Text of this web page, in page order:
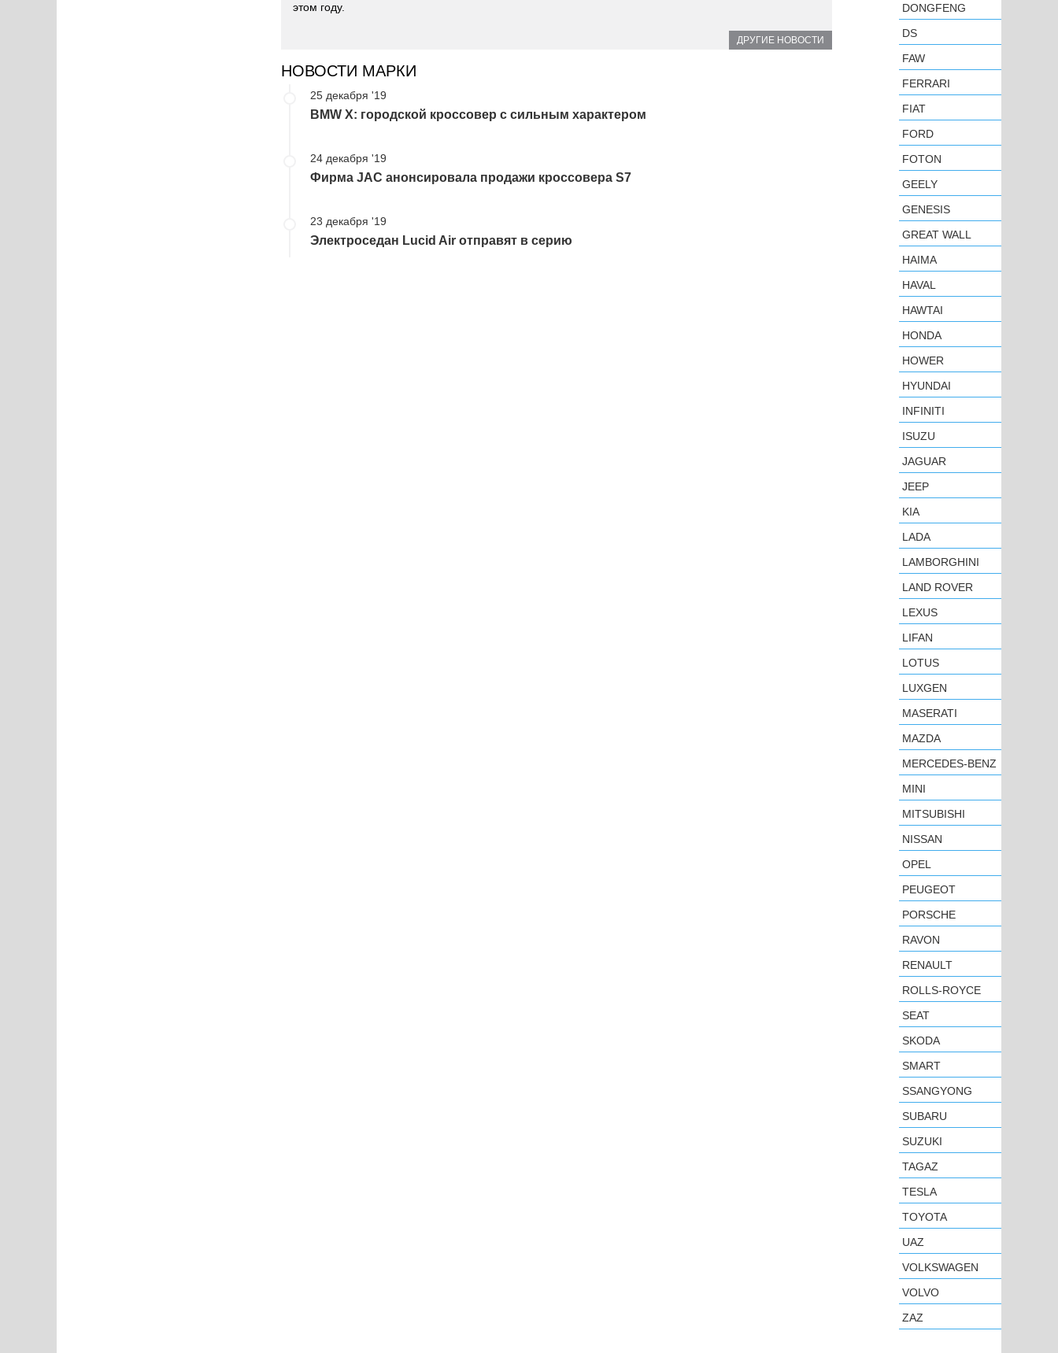
этом году.
ДРУГИЕ НОВОСТИ
НОВОСТИ МАРКИ
25 декабря '19
BMW X: городской кроссовер с сильным характером
24 декабря '19
Фирма JAC анонсировала продажи кроссовера S7
23 декабря '19
Электроседан Lucid Air отправят в серию
DONGFENG
DS
FAW
FERRARI
FIAT
FORD
FOTON
GEELY
GENESIS
GREAT WALL
HAIMA
HAVAL
HAWTAI
HONDA
HOWER
HYUNDAI
INFINITI
ISUZU
JAGUAR
JEEP
KIA
LADA
LAMBORGHINI
LAND ROVER
LEXUS
LIFAN
LOTUS
LUXGEN
MASERATI
MAZDA
MERCEDES-BENZ
MINI
MITSUBISHI
NISSAN
OPEL
PEUGEOT
PORSCHE
RAVON
RENAULT
ROLLS-ROYCE
SEAT
SKODA
SMART
SSANGYONG
SUBARU
SUZUKI
TAGAZ
TESLA
TOYOTA
UAZ
VOLKSWAGEN
VOLVO
ZAZ